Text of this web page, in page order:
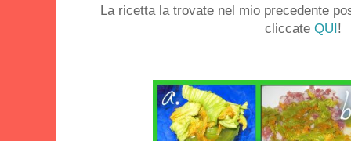
La ricetta la trovate nel mio precedente
cliccateQUI !